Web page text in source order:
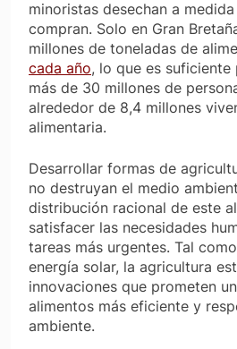
minoristas desechan a
compran. Solo en Gran
millones de toneladas de
cada año, lo que es suficiente
más de 30 millones de
alrededor de 8,4 millones
alimentaria.
Desarrollar formas de
no destruyan el medio
distribución racional de este
satisfacer las necesidades
tareas más urgentes. Tal
energía solar, la agricultura
innovaciones que prometen
alimentos más eficiente y
ambiente.